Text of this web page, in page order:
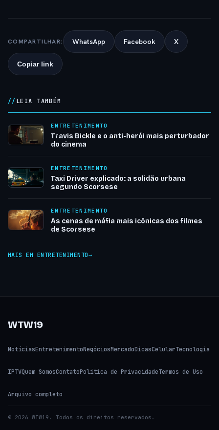
COMPARTILHAR: WhatsApp Facebook X
Copiar link
LEIA TAMBÉM
ENTRETENIMENTO
Travis Bickle e o anti-herói mais perturbador
do cinema
ENTRETENIMENTO
Taxi Driver explicado: a solidão urbana
segundo Scorsese
ENTRETENIMENTO
As cenas de máfia mais icônicas dos filmes
de Scorsese
MAIS EM ENTRETENIMENTO
WTW19
NotíciasEntretenimentoNegóciosMercadoDicasCelularTecnologia
IPTVQuem SomosContatoPolítica de PrivacidadeTermos de Uso
Arquivo completo
© 2026 WTW19. Todos os direitos reservados.